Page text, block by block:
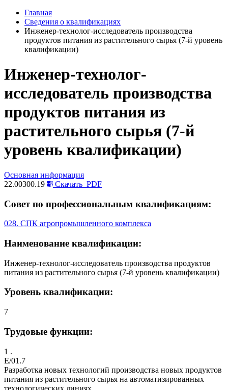
Главная
Сведения о квалификациях
Инженер-технолог-исследователь производства
продуктов питания из растительного сырья (7-й уровень
квалификации)
Инженер-технолог-
исследователь производства
продуктов питания из
растительного сырья (7-й
уровень квалификации)
Основная информация
22.00300.19
Скачать PDF
Совет по профессиональным квалификациям:
028. СПК агропромышленного комплекса
Наименование квалификации:
Инженер-технолог-исследователь производства продуктов
питания из растительного сырья (7-й уровень квалификации)
Уровень квалификации:
7
Трудовые функции:
1 .
E/01.7
Разработка новых технологий производства новых продуктов
питания из растительного сырья на автоматизированных
технологических линиях